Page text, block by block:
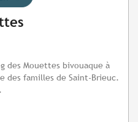
des Mouettes bivouaque à
des familles de Saint-Brieuc.